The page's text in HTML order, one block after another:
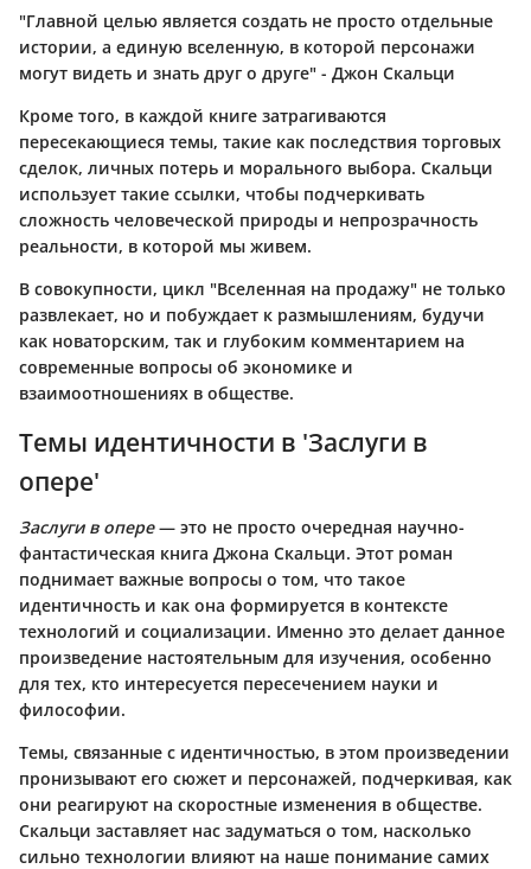
"Главной целью является создать не просто отдельные
истории, а единую вселенную, в которой персонажи
могут видеть и знать друг о друге" - Джон Скальци
Кроме того, в каждой книге затрагиваются
пересекающиеся темы, такие как последствия торговых
сделок, личных потерь и морального выбора. Скальци
использует такие ссылки, чтобы подчеркивать
сложность человеческой природы и непрозрачность
реальности, в которой мы живем.
В совокупности, цикл "Вселенная на продажу" не только
развлекает, но и побуждает к размышлениям, будучи
как новаторским, так и глубоким комментарием на
современные вопросы об экономике и
взаимоотношениях в обществе.
Темы идентичности в 'Заслуги в
опере'
Заслуги в опере— это не просто очередная научно-
фантастическая книга Джона Скальци. Этот роман
поднимает важные вопросы о том, что такое
идентичность и как она формируется в контексте
технологий и социализации. Именно это делает данное
произведение настоятельным для изучения, особенно
для тех, кто интересуется пересечением науки и
философии.
Темы, связанные с идентичностью, в этом произведении
пронизывают его сюжет и персонажей, подчеркивая, как
они реагируют на скоростные изменения в обществе.
Скальци заставляет нас задуматься о том, насколько
сильно технологии влияют на наше понимание самих